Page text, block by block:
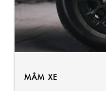
MÂM XE